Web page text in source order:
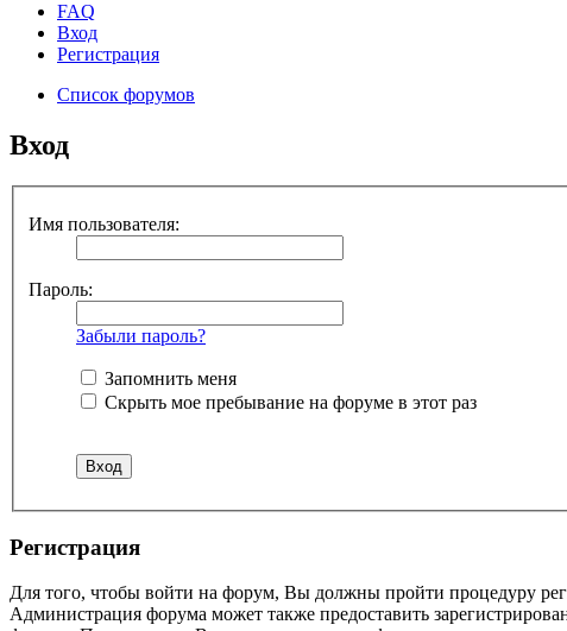
FAQ
Вход
Регистрация
Список форумов
Вход
Имя пользователя:
Пароль:
Забыли пароль?
Запомнить меня
Скрыть мое пребывание на форуме в этот раз
Регистрация
Для того, чтобы войти на форум, Вы должны пройти процедуру
Администрация форума может также предоставить